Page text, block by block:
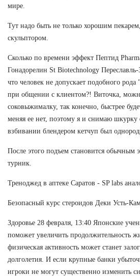
мире.
Тут надо быть не только хорошим
скульптором.
Сколько по времени эффект Пептид
Гонадорелин St Biotechnology Переславль-
что человек не допускает подобного рода "
при общении с клиентом?! Виточка,
соковыжималку, так конечно, быстрее
меняя ее нет, поэтому я и снимаю
взбивании блендером кетчуп был
После этого подъем становится обычным
турник.
Треноджед в аптеке Саратов - SP labs
Безопасный курс стероидов Деки Усть-
Здоровье 28 февраля, 13:40 Японские
поможет увеличить продолжительность
физическая активность может станет
долголетия. И если крупные банки
игроки не могут существенно изменить